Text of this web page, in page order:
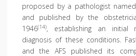
proposed by a pathologist
and published by the
1946(14), establishing an initial
diagnosis of these conditions.
and the AFS published its